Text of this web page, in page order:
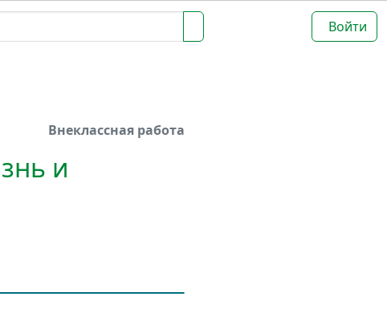
Войти
Внеклассная работа
и